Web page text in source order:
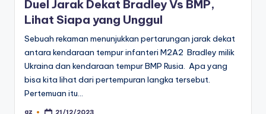
Duel Jarak Dekat Bradley Vs BMP,
Lihat Siapa yang Unggul
Sebuah rekaman menunjukkan pertarungan jarak dekat
antara kendaraan tempur infanteri M2A2 Bradley milik
Ukraina dan kendaraan tempur BMP Rusia. Apa yang
bisa kita lihat dari pertempuran langka tersebut.
Pertemuan itu…
az 21/12/2023